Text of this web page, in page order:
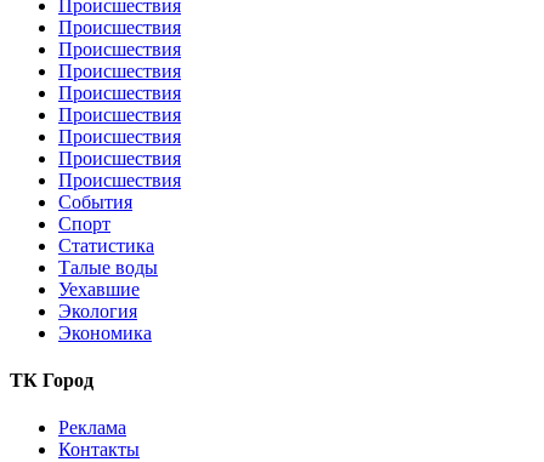
Происшествия
Происшествия
Происшествия
Происшествия
Происшествия
Происшествия
Происшествия
Происшествия
Происшествия
События
Спорт
Статистика
Талые воды
Уехавшие
Экология
Экономика
ТК Город
Реклама
Контакты